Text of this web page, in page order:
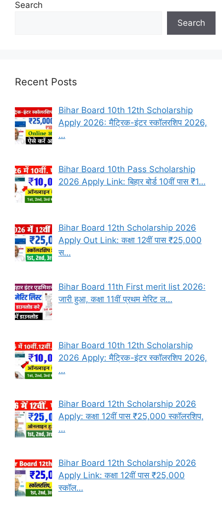
Search
Search
Recent Posts
Bihar Board 10th 12th Scholarship
Apply 2026: मैट्रिक-इंटर स्कॉलरशिप 2026,
…
Bihar Board 10th Pass Scholarship
2026 Apply Link: बिहार बोर्ड 10वीं पास ₹1…
Bihar Board 12th Scholarship 2026
Apply Out Link: कक्षा 12वीं पास ₹25,000
स…
Bihar Board 11th First merit list 2026:
जारी हुआ, कक्षा 11वीं प्रथम मेरिट ल…
Bihar Board 10th 12th Scholarship
2026 Apply: मैट्रिक-इंटर स्कॉलरशिप 2026,
…
Bihar Board 12th Scholarship 2026
Apply: कक्षा 12वीं पास ₹25,000 स्कॉलरशिप,
…
Bihar Board 12th Scholarship 2026
Apply Link: कक्षा 12वीं पास ₹25,000
स्कॉल…